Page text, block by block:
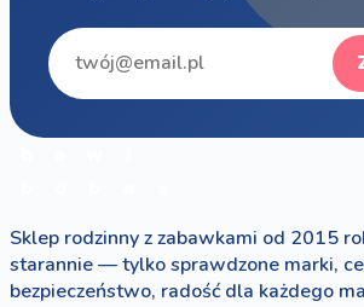
Sklep rodzinny z zabawkami od 2015
starannie — tylko sprawdzone marki,
bezpieczeństwo, radość dla każdego